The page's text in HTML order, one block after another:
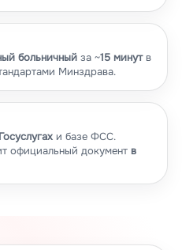
больничныйза ~15 минутв
Минздрава.
Госуслугахи базе ФСС.
официальный документ в